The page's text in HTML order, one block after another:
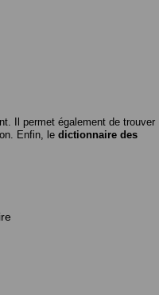
Il permet également de trouver
Enfin, le dictionnaire des